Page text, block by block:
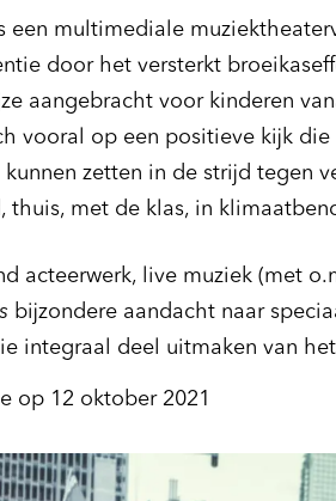
een multimediale
door het versterkt
aangebracht voor kinderen
vooral op een positieve kijk
zetten in de strijd tegen
thuis, met de klas, in
acteerwerk, live muziek (met
bijzondere aandacht naar
integraal deel uitmaken van
op 12 oktober 2021